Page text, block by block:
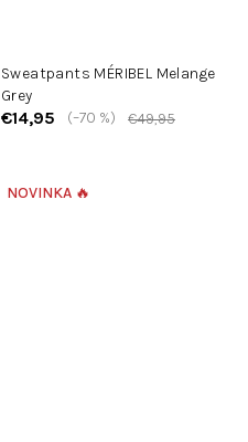
Sweatpants MÉRIBEL Melange
Grey
€14,95 €49,95
(–70 %)
NOVINKA 🔥